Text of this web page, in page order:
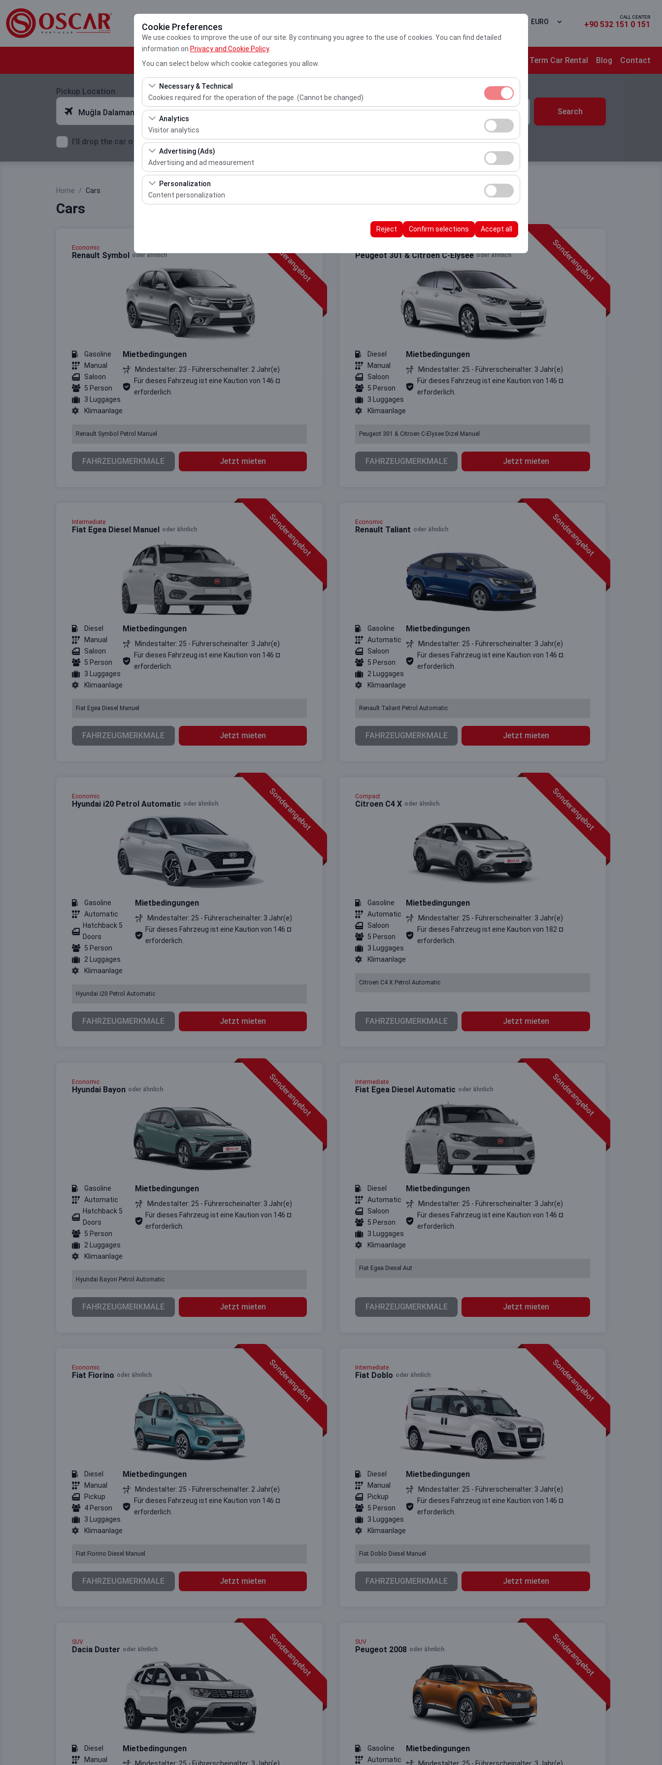
Cookie Preferences
We use cookies to improve the use of our site. By continuing you agree to the use of cookies. You can find detailed
information on Privacy and Cookie Policy.
You can select below which cookie categories you allow.
Necessary & Technical
Cookies required for the operation of the page. (Cannot be changed)
These cookies are required for the proper functioning of the site, security, session management, and basic
features. They cannot be disabled.
Analytics
Visitor analytics
These cookies allow us to analyze how our site is used (number of visitors, most visited pages, user behavior).
This data is used to measure website performance and continuously improve the user experience.
Advertising (Ads)
Advertising and ad measurement
These cookies allow us to show you personalized ads based on your interests and measure the effectiveness of
our advertising campaigns (impressions, click-through rate).
Personalization
Content personalization
your user interface settings, language preferences, and other configurations.
Reject Confirm selections Accept all
EURO
CALL CENTER
+90 532 151 0 151
Long Term Car Rental Blog Contact
Pickup Location
Muğla Dalaman Airport
I'll drop the car off at a different location.
10:00 10:00 Search
Home Cars
Cars
Sonderangebot
Economic
Renault Symbol oder ähnlich
Gasoline
Manual
Saloon
5 Person
3 Luggages
Klimaanlage
Mietbedingungen
Mindestalter: 23 - Führerscheinalter: 2 Jahr(e)
Für dieses Fahrzeug ist eine Kaution von 146 ¤
erforderlich.
Renault Symbol Petrol Manuel
FAHRZEUGMERKMALE Jetzt mieten
Sonderangebot
Peugeot 301 & Citroen C-Elysee oder ähnlich
Diesel
Manual
Saloon
5 Person
3 Luggages
Klimaanlage
Mietbedingungen
Mindestalter: 25 - Führerscheinalter: 3 Jahr(e)
Für dieses Fahrzeug ist eine Kaution von 146 ¤
erforderlich.
Peugeot 301 & Citroen C-Elysee Dizel Manuel
FAHRZEUGMERKMALE Jetzt mieten
Sonderangebot
Intermediate
Fiat Egea Diesel Manuel oder ähnlich
Diesel
Manual
Saloon
5 Person
3 Luggages
Klimaanlage
Mietbedingungen
Mindestalter: 25 - Führerscheinalter: 3 Jahr(e)
Für dieses Fahrzeug ist eine Kaution von 146 ¤
erforderlich.
Fiat Egea Diesel Manuel
FAHRZEUGMERKMALE Jetzt mieten
Sonderangebot
Economic
Renault Taliant oder ähnlich
Gasoline
Automatic
Saloon
5 Person
2 Luggages
Klimaanlage
Mietbedingungen
Mindestalter: 25 - Führerscheinalter: 3 Jahr(e)
Für dieses Fahrzeug ist eine Kaution von 146 ¤
erforderlich.
Renault Taliant Petrol Automatic
FAHRZEUGMERKMALE Jetzt mieten
Sonderangebot
Economic
Hyundai i20 Petrol Automatic oder ähnlich
Gasoline
Automatic
Hatchback 5
Doors
5 Person
2 Luggages
Klimaanlage
Mietbedingungen
Mindestalter: 25 - Führerscheinalter: 3 Jahr(e)
Für dieses Fahrzeug ist eine Kaution von 146 ¤
erforderlich.
Hyundai i20 Petrol Automatic
FAHRZEUGMERKMALE Jetzt mieten
Sonderangebot
Compact
Citroen C4 X oder ähnlich
Gasoline
Automatic
Saloon
5 Person
3 Luggages
Klimaanlage
Mietbedingungen
Mindestalter: 25 - Führerscheinalter: 3 Jahr(e)
Für dieses Fahrzeug ist eine Kaution von 182 ¤
erforderlich.
Citroen C4 X Petrol Automatic
FAHRZEUGMERKMALE Jetzt mieten
Sonderangebot
Economic
Hyundai Bayon oder ähnlich
Gasoline
Automatic
Hatchback 5
Doors
5 Person
2 Luggages
Klimaanlage
Mietbedingungen
Mindestalter: 25 - Führerscheinalter: 3 Jahr(e)
Für dieses Fahrzeug ist eine Kaution von 146 ¤
erforderlich.
Hyundai Bayon Petrol Automatic
FAHRZEUGMERKMALE Jetzt mieten
Sonderangebot
Intermediate
Fiat Egea Diesel Automatic oder ähnlich
Diesel
Automatic
Saloon
5 Person
3 Luggages
Klimaanlage
Mietbedingungen
Mindestalter: 25 - Führerscheinalter: 3 Jahr(e)
Für dieses Fahrzeug ist eine Kaution von 146 ¤
erforderlich.
Fiat Egea Diesel Aut
FAHRZEUGMERKMALE Jetzt mieten
Sonderangebot
Economic
Fiat Fiorino oder ähnlich
Diesel
Manual
Pickup
4 Person
3 Luggages
Klimaanlage
Mietbedingungen
Mindestalter: 25 - Führerscheinalter: 2 Jahr(e)
Für dieses Fahrzeug ist eine Kaution von 146 ¤
erforderlich.
Fiat Fiorino Diesel Manuel
FAHRZEUGMERKMALE Jetzt mieten
Sonderangebot
Intermediate
Fiat Doblo oder ähnlich
Diesel
Manual
Pickup
5 Person
3 Luggages
Klimaanlage
Mietbedingungen
Mindestalter: 25 - Führerscheinalter: 3 Jahr(e)
Für dieses Fahrzeug ist eine Kaution von 146 ¤
erforderlich.
Fiat Doblo Diesel Manuel
FAHRZEUGMERKMALE Jetzt mieten
Sonderangebot
SUV
Dacia Duster oder ähnlich
Diesel
Manual
Mietbedingungen
Sonderangebot
SUV
Peugeot 2008 oder ähnlich
Gasoline
Automatic
Mietbedingungen